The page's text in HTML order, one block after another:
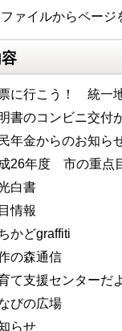
ァイルからページ
に行こう！ 統一
書のコンビニ交付
年金からのお知ら
26年度 市の重点
白書
情報
かどgraffiti
の森通信
て支援センターだ
びの広場
らせ